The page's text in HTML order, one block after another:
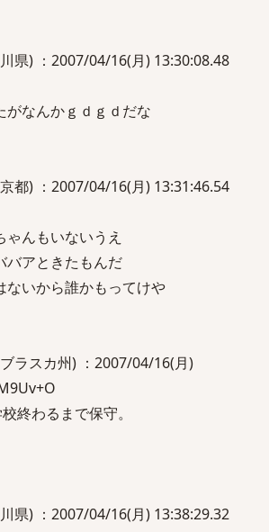
県) ：2007/04/16(月) 13:30:08.48
がなんかｇｄｇｄだな
都) ：2007/04/16(月) 13:31:46.54
んもいないうえ
バアときたもんだ
ないから誰かもってけや
ラスカ州) ：2007/04/16(月)
終わるまで保守。
県) ：2007/04/16(月) 13:38:29.32